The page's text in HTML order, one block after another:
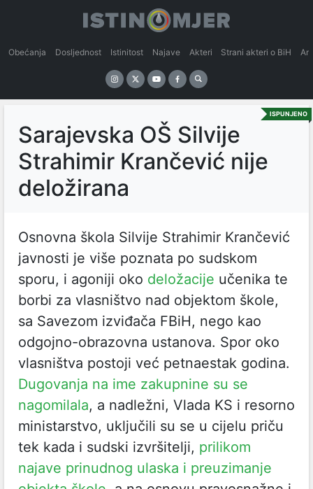
Obećanja Dosljednost Istinitost Najave Akteri Strani akteri o BiH
ISPUNJENO
Sarajevska OŠ Silvije
Strahimir Krančević nije
deložirana
Osnovna škola Silvije Strahimir Krančević
javnosti je više poznata po sudskom
sporu, i agoniji oko deložacije učenika te
borbi za vlasništvo nad objektom škole,
sa Savezom izviđača FBiH, nego kao
odgojno-obrazovna ustanova. Spor oko
vlasništva postoji već petnaestak godina.
Dugovanja na ime zakupnine su se
nagomilala, a nadležni, Vlada KS i resorno
ministarstvo, uključili su se u cijelu priču
tek kada i sudski izvršitelji, prilikom
najave prinudnog ulaska i preuzimanje